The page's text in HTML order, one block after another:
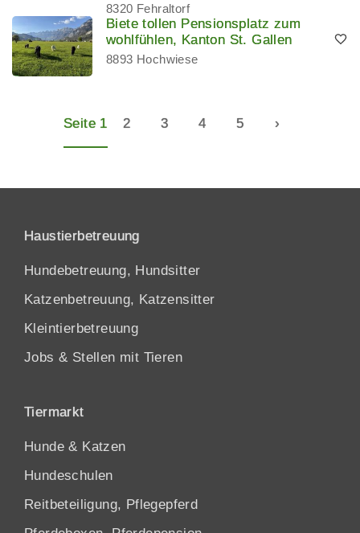
8320 Fehraltorf
Biete tollen Pensionsplatz zum
wohlfühlen, Kanton St. Gallen
8893 Hochwiese
Seite 1 2 3 4 5 ›
Haustierbetreuung
Hundebetreuung, Hundsitter
Katzenbetreuung, Katzensitter
Kleintierbetreuung
Jobs & Stellen mit Tieren
Tiermarkt
Hunde & Katzen
Hundeschulen
Reitbeteiligung, Pflegepferd